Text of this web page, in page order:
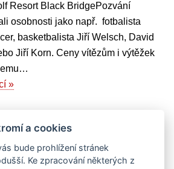
Resort Black BridgePozvání
osobnosti jako např. fotbalista
basketbalista Jiří Welsch, David
Jiří Korn. Ceny vítězům i výtěžek
»
2 3 4 5 6 7 8
a cookies
bude prohlížení stránek
Ke zpracování některých z